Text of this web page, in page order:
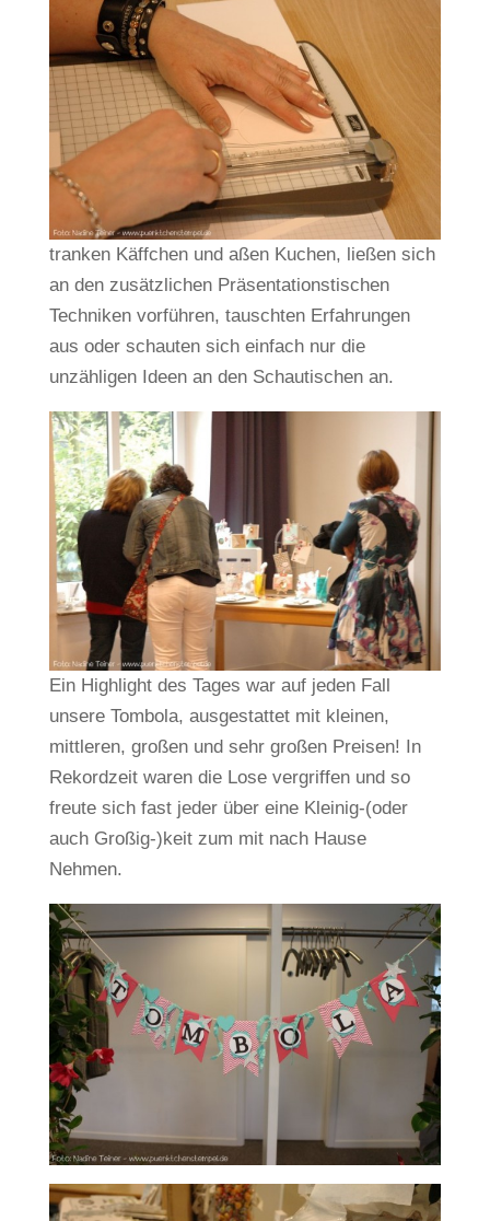
tranken Käffchen und aßen Kuchen, ließen sich
an den zusätzlichen Präsentationstischen
Techniken vorführen, tauschten Erfahrungen
aus oder schauten sich einfach nur die
unzähligen Ideen an den Schautischen an.
Ein Highlight des Tages war auf jeden Fall
unsere Tombola, ausgestattet mit kleinen,
mittleren, großen und sehr großen Preisen! In
Rekordzeit waren die Lose vergriffen und so
freute sich fast jeder über eine Kleinig-(oder
auch Großig-)keit zum mit nach Hause
Nehmen.